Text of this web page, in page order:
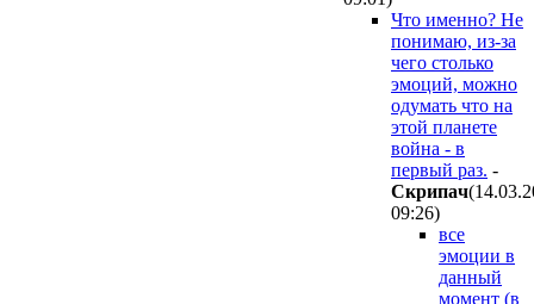
Что именно? Не
понимаю, из-за
чего столько
эмоций, можно
одумать что на
этой планете
война - в
первый раз. -
Cкpипaч
09:26)
все
эмоции в
данный
момент (в